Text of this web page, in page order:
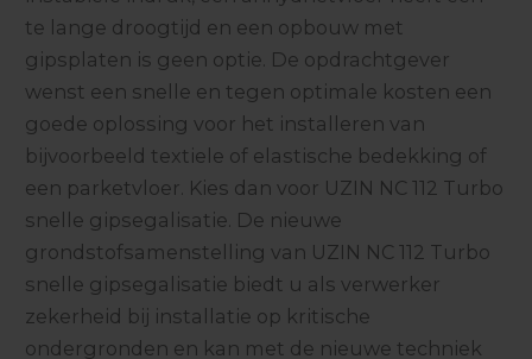
te lange droogtijd en een opbouw met
gipsplaten is geen optie. De opdrachtgever
wenst een snelle en tegen optimale kosten een
goede oplossing voor het installeren van
bijvoorbeeld textiele of elastische bedekking of
een parketvloer. Kies dan voor UZIN NC 112 Turbo
snelle gipsegalisatie. De nieuwe
grondstofsamenstelling van UZIN NC 112 Turbo
snelle gipsegalisatie biedt u als verwerker
zekerheid bij installatie op kritische
ondergronden en kan met de nieuwe techniek